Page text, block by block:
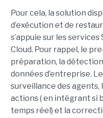
Pour cela, la solution
d’exécution et de
s’appuie sur les
Cloud. Pour rappel, le
préparation, la
données d’entreprise.
surveillance des agents,
actions ( en intégrant si
temps réel) et la